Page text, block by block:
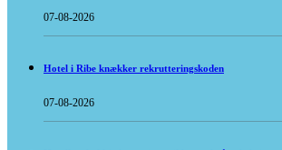
07-08-2026
Hotel i Ribe knækker rekrutteringskoden
07-08-2026